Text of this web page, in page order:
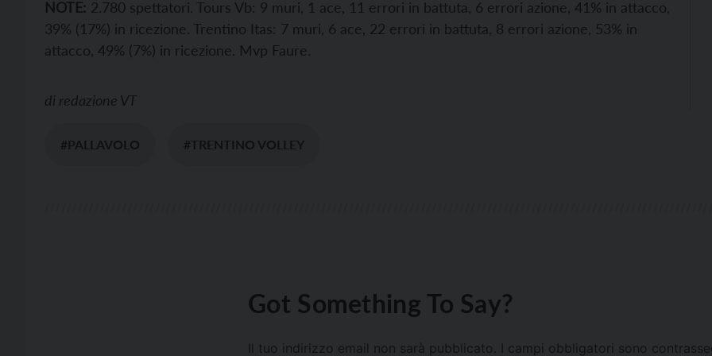
NOTE: 2.780 spettatori. Tours Vb: 9 muri, 1 ace, 11 errori in battuta, 6 errori azione, 41% in attacco,
39% (17%) in ricezione. Trentino Itas: 7 muri, 6 ace, 22 errori in battuta, 8 errori azione, 53% in
attacco, 49% (7%) in ricezione. Mvp Faure.
di redazione VT
#PALLAVOLO #TRENTINO VOLLEY
Got Something To Say?
Il tuo indirizzo email non sarà pubblicato. I campi obbligatori sono